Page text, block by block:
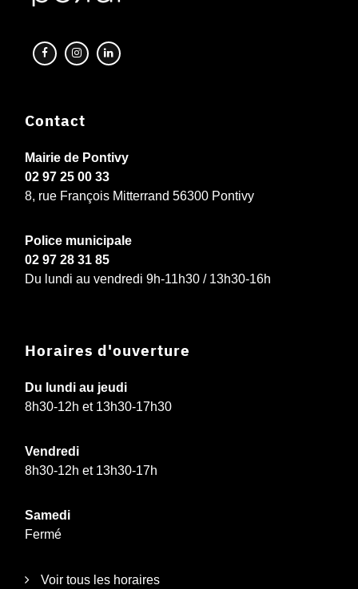
Contact
Mairie de Pontivy
02 97 25 00 33
8, rue François Mitterrand 56300 Pontivy
Police municipale
02 97 28 31 85
Du lundi au vendredi 9h-11h30 / 13h30-16h
Horaires d'ouverture
Du lundi au jeudi
8h30-12h et 13h30-17h30
Vendredi
8h30-12h et 13h30-17h
Samedi
Fermé
Voir tous les horaires